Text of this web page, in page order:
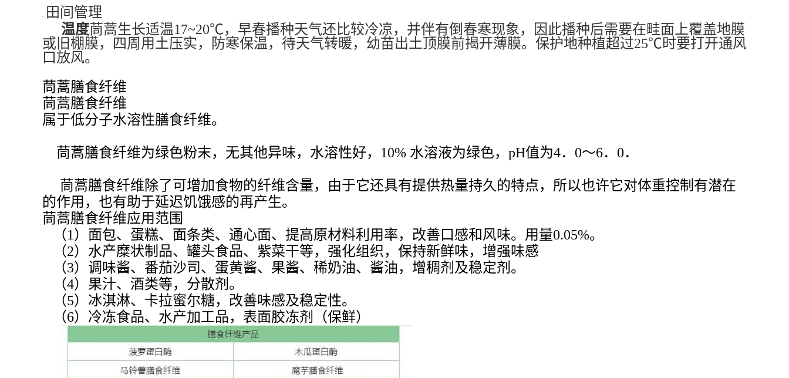
田间管理
温度茼蒿生长适温17~20℃，早春播种天气还比较冷凉，并伴有倒春寒现象，因此播种后需要在畦面上覆盖地膜
或旧棚膜，四周用土压实，防寒保温，待天气转暖，幼苗出土顶膜前揭开薄膜。保护地种植超过25℃时要打开通风
口放风。
茼蒿膳食纤维
茼蒿膳食纤维
属于低分子水溶性膳食纤维。
茼蒿膳食纤维为绿色粉末，无其他异味，水溶性好，10% 水溶液为绿色，pH值为4．0～6．0．
茼蒿膳食纤维除了可增加食物的纤维含量，由于它还具有提供热量持久的特点，所以也许它对体重控制有潜在
的作用，也有助于延迟饥饿感的再产生。
茼蒿膳食纤维应用范围
（1）面包、蛋糕、面条类、通心面、提高原材料利用率，改善口感和风味。用量0.05%。
（2）水产糜状制品、罐头食品、紫菜干等，强化组织，保持新鲜味，增强味感
（3）调味酱、番茄沙司、蛋黄酱、果酱、稀奶油、酱油，增稠剂及稳定剂。
（4）果汁、酒类等，分散剂。
（5）冰淇淋、卡拉蜜尔糖，改善味感及稳定性。
（6）冷冻食品、水产加工品，表面胶冻剂（保鲜）